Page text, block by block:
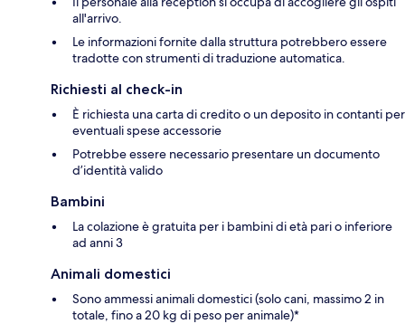
all'arrivo.
Le informazioni fornite dalla struttura potrebbero essere
tradotte con strumenti di traduzione automatica.
Richiesti al check-in
È richiesta una carta di credito o un deposito in contanti per
eventuali spese accessorie
Potrebbe essere necessario presentare un documento
d’identità valido
Bambini
La colazione è gratuita per i bambini di età pari o inferiore
ad anni 3
Animali domestici
Sono ammessi animali domestici (solo cani, massimo 2 in
totale, fino a 20 kg di peso per animale)*